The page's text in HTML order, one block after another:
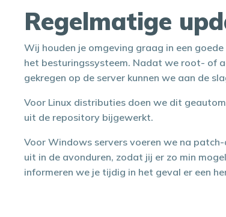
Regelmatige
Wij houden je omgeving graag in een
het besturingssysteem. Nadat we root- of
gekregen op de server kunnen we aan de
Voor Linux distributies doen we dit
uit de repository bijgewerkt.
Voor Windows servers voeren we na
uit in de avonduren, zodat jij er zo min
informeren we je tijdig in het geval er een